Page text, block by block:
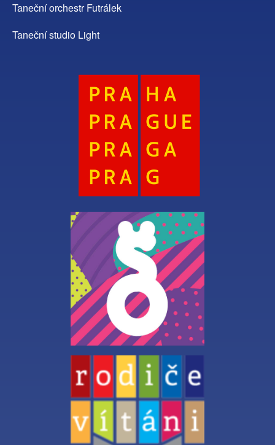
Taneční orchestr Futrálek
Taneční studio Light